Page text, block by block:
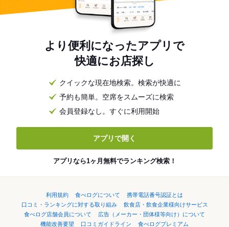
より便利になったアプリで
快適にお店探し
クイックな現在地検索。検索が快適に
予約も簡単。空席をスムーズに検索
会員登録なし。すぐに利用開始
アプリで開く
アプリなら1ヶ月無料でランキング検索！
利用規約 食べログについて
携帯電話番号認証とは
口コミ・ランキングに対する取り組み
飲食店・飲食企業様向けサービス
食べログ店舗会員について
広告（メーカー・団体様等向け）について
機能改善要望
口コミガイドライン
食べログプレミアム